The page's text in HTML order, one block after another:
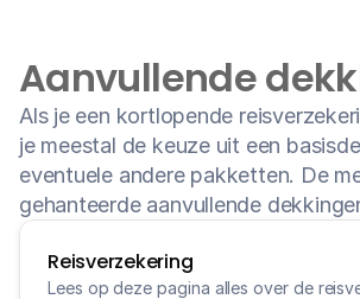
Aanvullende
Als je een kortlopende
je meestal de keuze uit een
eventuele andere pakketten. De
gehanteerde aanvullende
Reisverzekering
Lees op deze pagina alles over de